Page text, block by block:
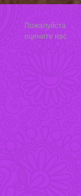
Пожалуйста
оцените нас